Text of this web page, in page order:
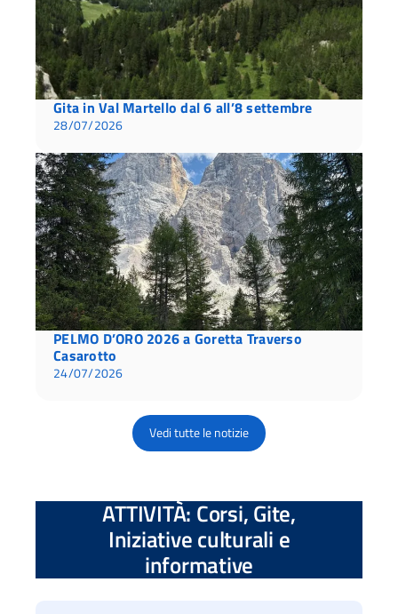
Gita in Val Martello dal 6 all’8 settembre
28/07/2026
PELMO D’ORO 2026 a Goretta Traverso
Casarotto
24/07/2026
Vedi tutte le notizie
ATTIVITÀ: Corsi, Gite,
Iniziative culturali e
informative